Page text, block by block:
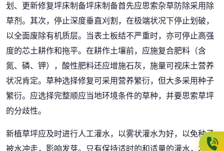
划、更新修复坪床制备坪床制备首先应思索杂草防除采用除
草剂。其次，停止深度垂直刈割，在极端状况下停止划破，
以全面废除有机质层。当表土板结不严重时，亦可停止高强
度的芯土耕作和拖平。在耕作土壤前，应施复合肥料（含
氮、磷、钾），酸性肥料还应增施石灰，施量可视床土营养
状况肯定。草种选择修复可采用营养繁衍，但大多采用种子
繁衍。应选择完整顺应当地环境条件的草种，并要思索草坪
的分歧性。
新植草坪应及时进行人工灌水，以雾状灌水为好，以免种子
被水冲走，影响发芽。只有保持适时的和适量的灌水，才能